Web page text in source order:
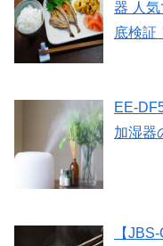
器 人
底検証
EE-
加湿器
【